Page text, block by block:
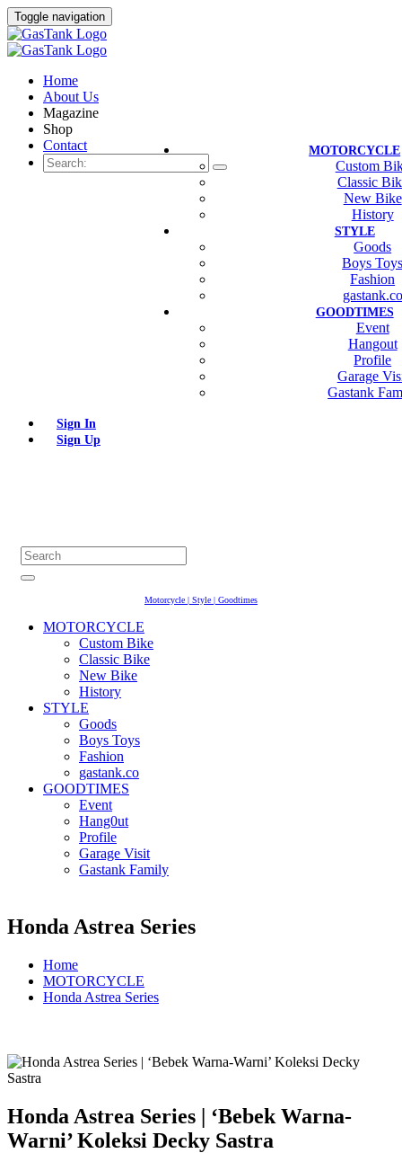
Toggle navigation
Home
About Us
Magazine
Shop
Contact
MOTORCYCLE
Custom
Classic
New Bike
History
STYLE
Goods
Boys
Fashion
gastank.co
GOODTIMES
Event
Hangout
Profile
Garage
Gastank
Sign In
Sign Up
Motorcycle | Style | Goodtimes
MOTORCYCLE
Custom Bike
Classic Bike
New Bike
History
STYLE
Goods
Boys Toys
Fashion
gastank.co
GOODTIMES
Event
Hang0ut
Profile
Garage Visit
Gastank Family
Honda Astrea Series
Home
MOTORCYCLE
Honda Astrea Series
Honda Astrea Series | ‘Bebek Warna-
Warni’ Koleksi Decky Sastra